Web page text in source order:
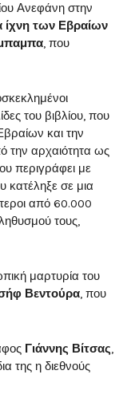
Ανεφάνη στην
ίχνη των Εβραίων
, που
του βιβλίου, που
και την
την αρχαιότητα ως
περιγράφει με
κατέληξε σε μια
από 60.000
τους,
μαρτυρία του
Βεντούρα, που
Γιάννης Βίτσας,
της η διεθνούς